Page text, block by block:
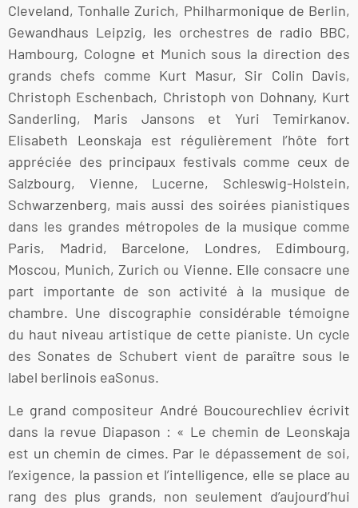
Cleveland, Tonhalle Zurich, Philharmonique de Berlin,
Gewandhaus Leipzig, les orchestres de radio BBC,
Hambourg, Cologne et Munich sous la direction des
grands chefs comme Kurt Masur, Sir Colin Davis,
Christoph Eschenbach, Christoph von Dohnany, Kurt
Sanderling, Maris Jansons et Yuri Temirkanov.
Elisabeth Leonskaja est régulièrement l’hôte fort
appréciée des principaux festivals comme ceux de
Salzbourg, Vienne, Lucerne, Schleswig-Holstein,
Schwarzenberg, mais aussi des soirées pianistiques
dans les grandes métropoles de la musique comme
Paris, Madrid, Barcelone, Londres, Edimbourg,
Moscou, Munich, Zurich ou Vienne. Elle consacre une
part importante de son activité à la musique de
chambre. Une discographie considérable témoigne
du haut niveau artistique de cette pianiste. Un cycle
des Sonates de Schubert vient de paraître sous le
label berlinois eaSonus.
Le grand compositeur André Boucourechliev écrivit
dans la revue Diapason : « Le chemin de Leonskaja
est un chemin de cimes. Par le dépassement de soi,
l’exigence, la passion et l’intelligence, elle se place au
rang des plus grands, non seulement d’aujourd’hui